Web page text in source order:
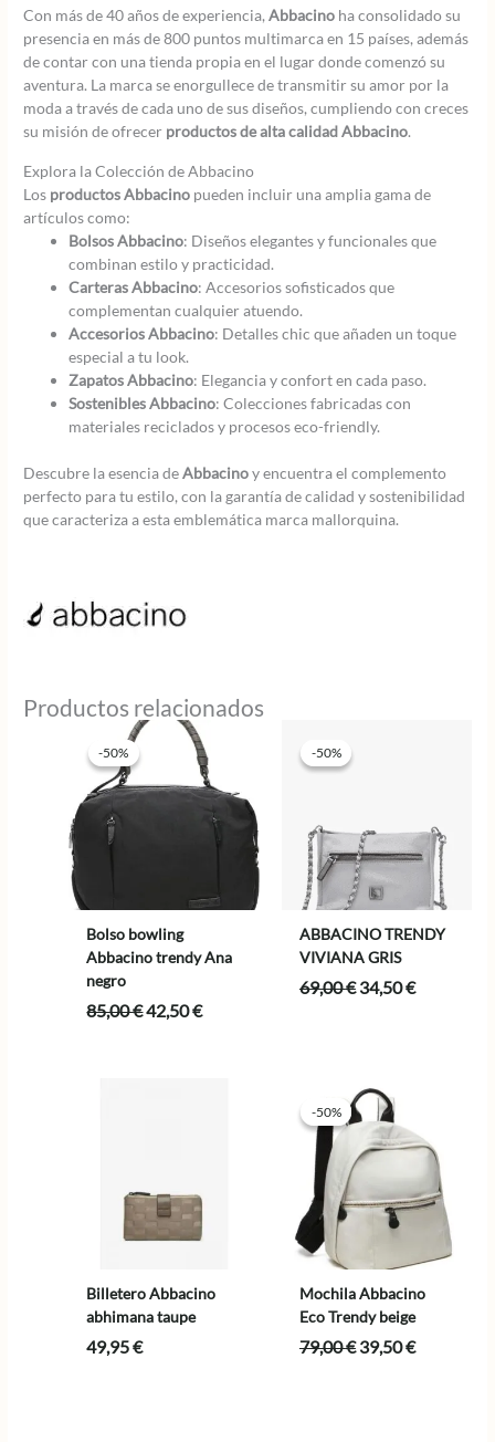
Con más de 40 años de experiencia,Abbacino ha consolidado su
presencia en más de 800 puntos multimarca en 15 países, además
de contar con una tienda propia en el lugar donde comenzó su
aventura. La marca se enorgullece de transmitir su amor por la
moda a través de cada uno de sus diseños, cumpliendo con creces
su misión de ofrecer productos de alta calidad Abbacino.
Explora la Colección de Abbacino
Los productos Abbacino pueden incluir una amplia gama de
artículos como:
Bolsos Abbacino: Diseños elegantes y funcionales que
combinan estilo y practicidad.
Carteras Abbacino: Accesorios sofisticados que
complementan cualquier atuendo.
Accesorios Abbacino: Detalles chic que añaden un toque
especial a tu look.
Zapatos Abbacino: Elegancia y confort en cada paso.
Sostenibles Abbacino: Colecciones fabricadas con
materiales reciclados y procesos eco-friendly.
Descubre la esencia deAbbacinoy encuentra el complemento
perfecto para tu estilo, con la garantía de calidad y sostenibilidad
que caracteriza a esta emblemática marca mallorquina.
Productos relacionados
-50%
-50%
Bolso bowling
Abbacino trendy Ana
negro
85,00€El
42,50€El
-50%
-50%
ABBACINO TRENDY
VIVIANA GRIS
69,00€ El
34,50€El
Billetero Abbacino
abhimana taupe
49,95€
-50%
-50%
Mochila Abbacino
Eco Trendy beige
79,00€ El
39,50€El